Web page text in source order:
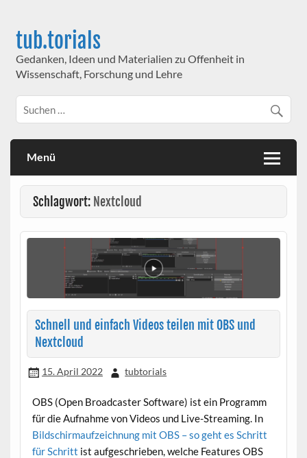
tub.torials
Gedanken, Ideen und Materialien zu Offenheit in
Wissenschaft, Forschung und Lehre
Menü
Schlagwort: Nextcloud
Schnell und einfach Videos teilen mit OBS und
Nextcloud
15. April 2022 tubtorials
OBS (Open Broadcaster Software) ist ein Programm
für die Aufnahme von Videos und Live-Streaming. In
Bildschirmaufzeichnung mit OBS – so geht es Schritt
für Schritt ist aufgeschrieben, welche Features OBS